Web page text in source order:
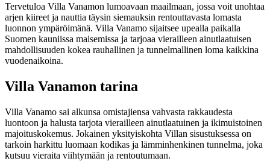
Tervetuloa Villa Vanamon lumoavaan maailmaan, jossa voit unohtaa
arjen kiireet ja nauttia täysin siemauksin rentouttavasta lomasta
luonnon ympäröimänä. Villa Vanamo sijaitsee upealla paikalla
Suomen kauniissa maisemissa ja tarjoaa vierailleen ainutlaatuisen
mahdollisuuden kokea rauhallinen ja tunnelmallinen loma kaikkina
vuodenaikoina.
Villa Vanamon tarina
Villa Vanamo sai alkunsa omistajiensa vahvasta rakkaudesta
luontoon ja halusta tarjota vierailleen ainutlaatuinen ja ikimuistoinen
majoituskokemus. Jokainen yksityiskohta Villan sisustuksessa on
tarkoin harkittu luomaan kodikas ja lämminhenkinen tunnelma, joka
kutsuu vieraita viihtymään ja rentoutumaan.